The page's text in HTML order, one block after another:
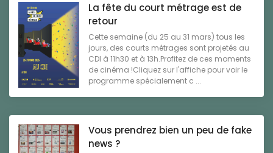
La fête du court métrage est de
retour
Cette semaine (du 25 au 31 mars) tous les
jours, des courts métrages sont projetés au
CDI à 11h30 et à 13h.Profitez de ces moments
de cinéma !Cliquez sur l'affiche pour voir le
programme spécialement c ...
Vous prendrez bien un peu de fake
news ?